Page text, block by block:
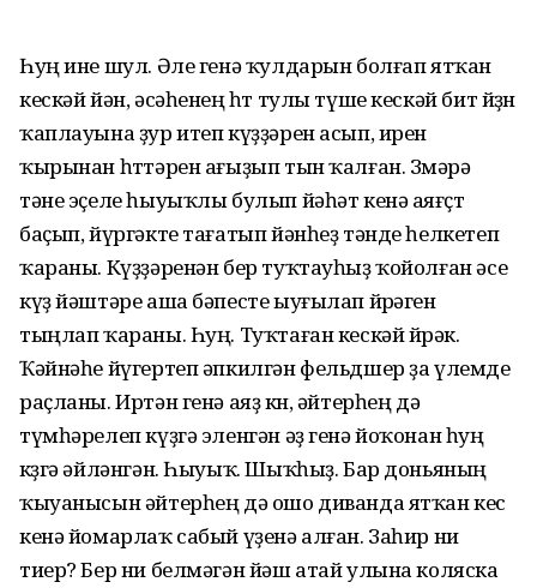
Һуң ине шул. Әле генә ҡулдарын болғап ятҡан
кескәй йән, әсәһенең һөт тулы түше кескәй бит йөҙөн
ҡаплауына ҙур итеп күҙҙәрен асып, ирен
ҡырынан һөттәрен ағыҙып тын ҡалған. Зөмәрә
тәне эҫеле һыуыҡлы булып йәһәт кенә аяғөҫтө
баҫып, йүргәкте тағатып йәнһеҙ тәнде һелкетеп
ҡараны. Күҙҙәренән бер туҡтауһыҙ ҡойолған әсе
күҙ йәштәре аша бәпесте ыуғылап йөрәген
тыңлап ҡараны. Һуң. Туҡтаған кескәй йөрәк.
Ҡәйнәһе йүгертеп әпкилгән фельдшер ҙа үлемде
раҫланы. Иртән генә аяҙ көн, әйтерһең дә
түмһәрелеп күҙгә эленгән әҙ генә йоҡонан һуң
көҙгә әйләнгән. Һыуыҡ. Шыҡһыҙ. Бар доньяның
ҡыуанысын әйтерһең дә ошо диванда ятҡан кес
кенә йомарлаҡ сабый үҙенә алған. Заһир ни
тиер? Бер ни белмәгән йәш атай улына коляска